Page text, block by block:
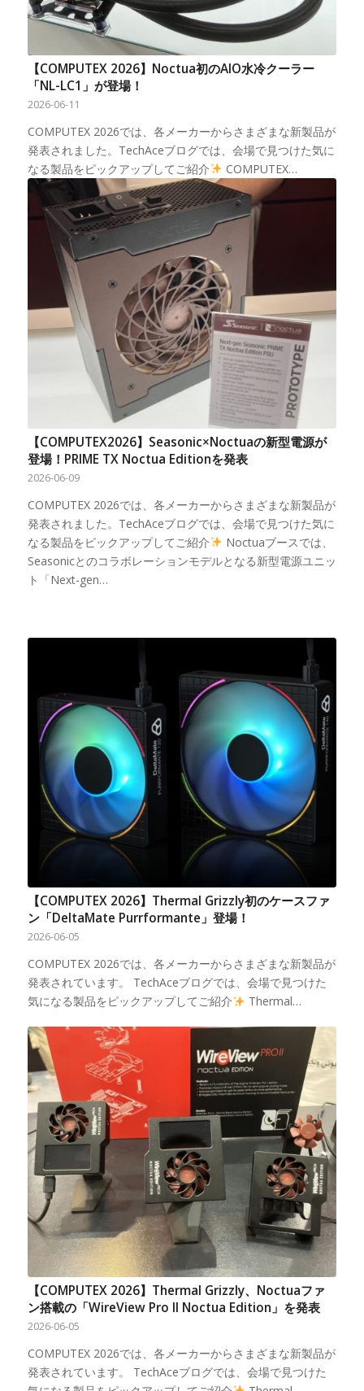
【COMPUTEX 2026】Noctua初のAIO水冷クーラー
「NL-LC1」が登場！
2026-06-11
COMPUTEX 2026では、各メーカーからさまざまな新製品が
発表されました。TechAceブログでは、会場で見つけた気に
なる製品をピックアップしてご紹介
COMPUTEX…
【COMPUTEX2026】Seasonic×Noctuaの新型電源が
登場！PRIME TX Noctua Editionを発表
2026-06-09
COMPUTEX 2026では、各メーカーからさまざまな新製品が
発表されました。TechAceブログでは、会場で見つけた気に
なる製品をピックアップしてご紹介
Noctuaブースでは、
Seasonicとのコラボレーションモデルとなる新型電源ユニッ
ト「Next-gen…
【COMPUTEX 2026】Thermal Grizzly初のケースファ
ン「DeltaMate Purrformante」登場！
2026-06-05
COMPUTEX 2026では、各メーカーからさまざまな新製品が
発表されています。 TechAceブログでは、会場で見つけた
気になる製品をピックアップしてご紹介
Thermal…
【COMPUTEX 2026】Thermal Grizzly、Noctuaファ
ン搭載の「WireView Pro II Noctua Edition」を発表
2026-06-05
COMPUTEX 2026では、各メーカーからさまざまな新製品が
発表されています。 TechAceブログでは、会場で見つけた